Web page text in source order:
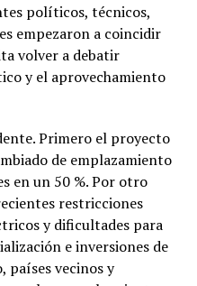
políticos, técnicos,
empezaron a coincidir
volver a debatir
y el aprovechamiento
Primero el proyecto
de emplazamiento
en un 50 %. Por otro
restricciones
y dificultades para
e inversiones de
países vecinos y